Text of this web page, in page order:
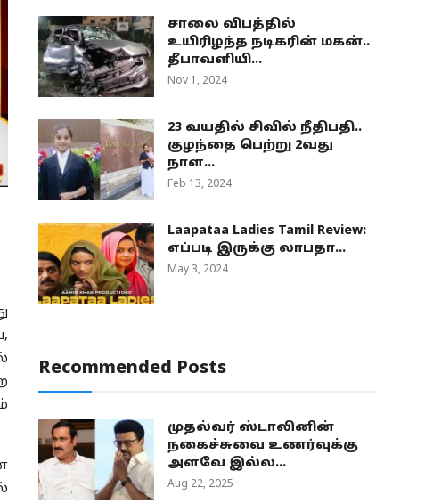
சாலை விபத்தில்
உயிரிழந்த நடிகரின் மகன்..
தீபாவளியி...
Nov 1, 2024
23 வயதில் சிவில் நீதிபதி..
குழந்தை பெற்று 2வது
நாள...
Feb 13, 2024
Laapataa Ladies Tamil Review:
எப்படி இருக்கு லாபதா...
May 3, 2024
Recommended Posts
முதல்வர் ஸ்டாலினின்
நகைச்சுவை உணர்வுக்கு
அளவே இல்ல...
Aug 22, 2025